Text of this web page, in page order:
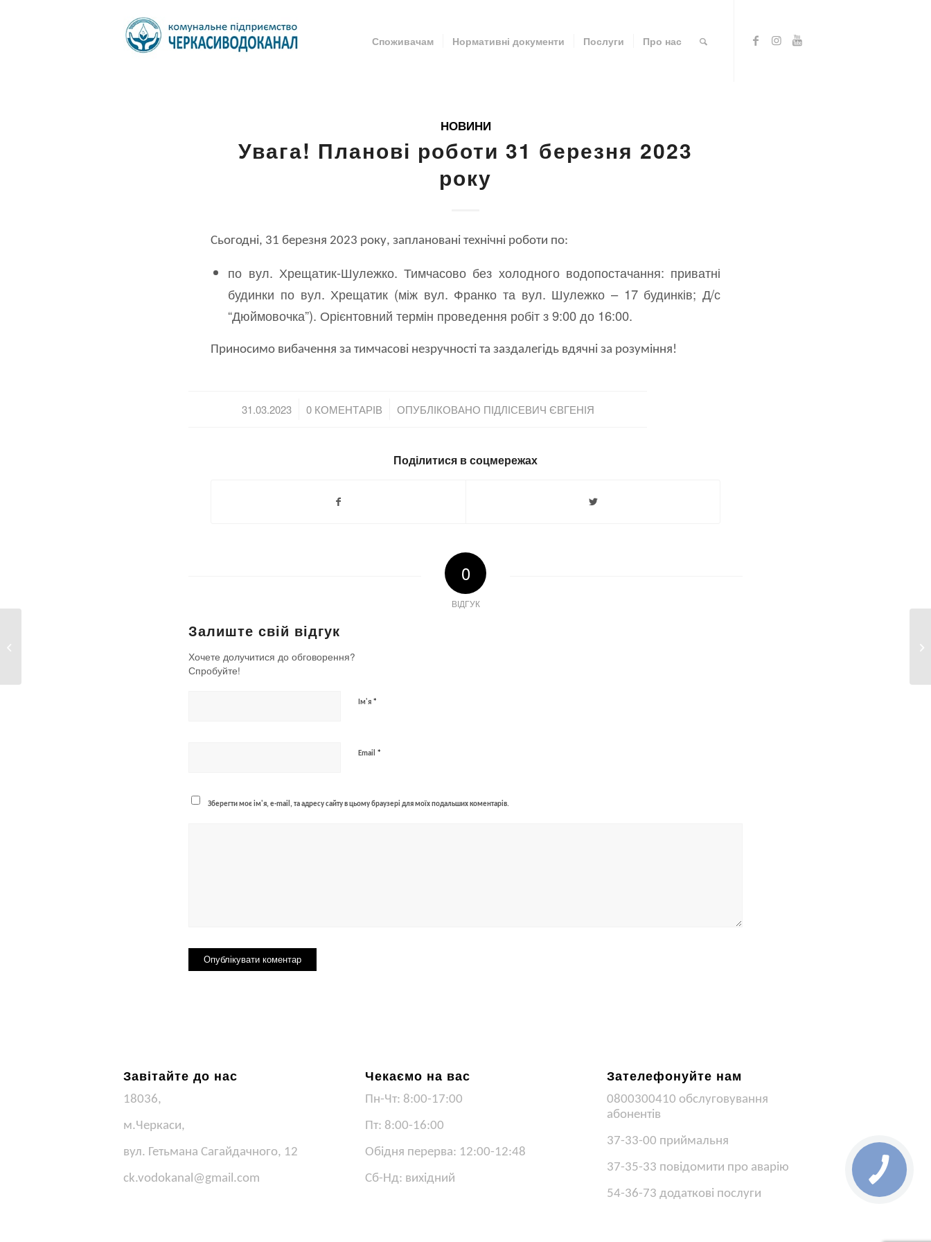
Споживачам Нормативні документи Послуги Про нас
НОВИНИ
Увага! Планові роботи 31 березня 2023
року
Сьогодні, 31 березня 2023 року, заплановані технічні роботи по:
по вул. Хрещатик-Шулежко. Тимчасово без холодного водопостачання: приватні
будинки по вул. Хрещатик (між вул. Франко та вул. Шулежко – 17 будинків; Д/с
“Дюймовочка”). Орієнтовний термін проведення робіт з 9:00 до 16:00.
Приносимо вибачення за тимчасові незручності та заздалегідь вдячні за розуміння!
31.03.2023
/ 0 КОМЕНТАРІВ
/ ОПУБЛІКОВАНО ПІДЛІСЕВИЧ ЄВГЕНІЯ
Поділитися в соцмережах
0
ВІДГУК
Залиште свій відгук
Хочете долучитися до обговорення?
Спробуйте!
Ім'я *
Email *
Зберегти моє ім'я, e-mail, та адресу сайту в цьому браузері для моїх подальших коментарів.
Завітайте до нас
18036,
м.Черкаси,
вул. Гетьмана Сагайдачного, 12
ck.vodokanal@gmail.com
Чекаємо на вас
Пн-Чт: 8:00-17:00
Пт: 8:00-16:00
Обідня перерва: 12:00-12:48
Сб-Нд: вихідний
Зателефонуйте нам
0800300410 обслуговування
абонентів
37-33-00 приймальня
37-35-33 повідомити про аварію
54-36-73 додаткові послуги